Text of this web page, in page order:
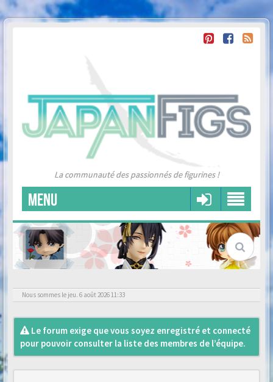
La communauté des passionnés de figurines !
MENU
Nous sommes le jeu. 6 août 2026 11:33
Le forum exige que vous soyez enregistré et connecté
pour pouvoir consulter la liste des membres de l’équipe.